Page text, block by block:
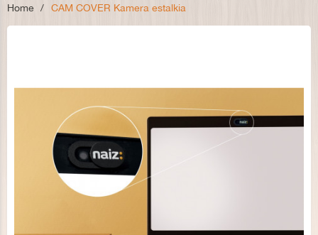
Home > CAM COVER Kamera estalkia